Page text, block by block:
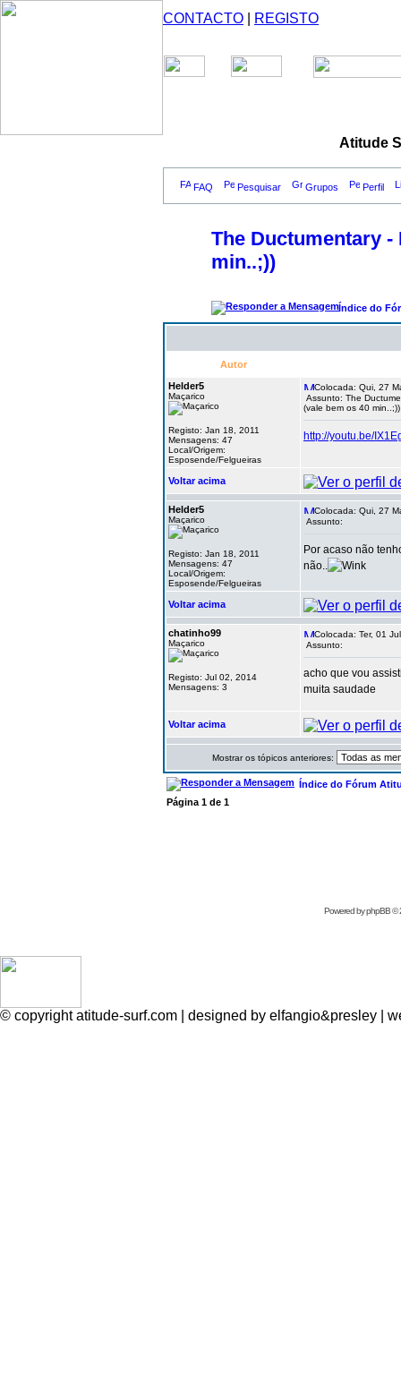
CONTACTO REGISTO
Atitude
FAQ Pesquisar Grupos Perfil
The Ductumentary -
min..;))
Índice do
Autor
Helder5
Maçarico
Registo: Jan 18, 2011
Mensagens: 47
Local/Origem:
Esposende/Felgueiras
Colocada: Qui, 27
Assunto: The
(vale bem os 40 min..;))
http://youtu.be/
Voltar acima
Helder5
Maçarico
Registo: Jan 18, 2011
Mensagens: 47
Local/Origem:
Esposende/Felgueiras
Colocada: Qui, 27
Assunto:
Por acaso não
não..
Voltar acima
chatinho99
Maçarico
Registo: Jul 02, 2014
Mensagens: 3
Colocada: Ter, 01
Assunto:
acho que vou
muita saudade
Voltar acima
Mostrar os tópicos anteriores:
Índice do Fórum
Página 1 de 1
Powered byphpBB©
© copyright atitude-surf.com | designed by elfangio&presley |